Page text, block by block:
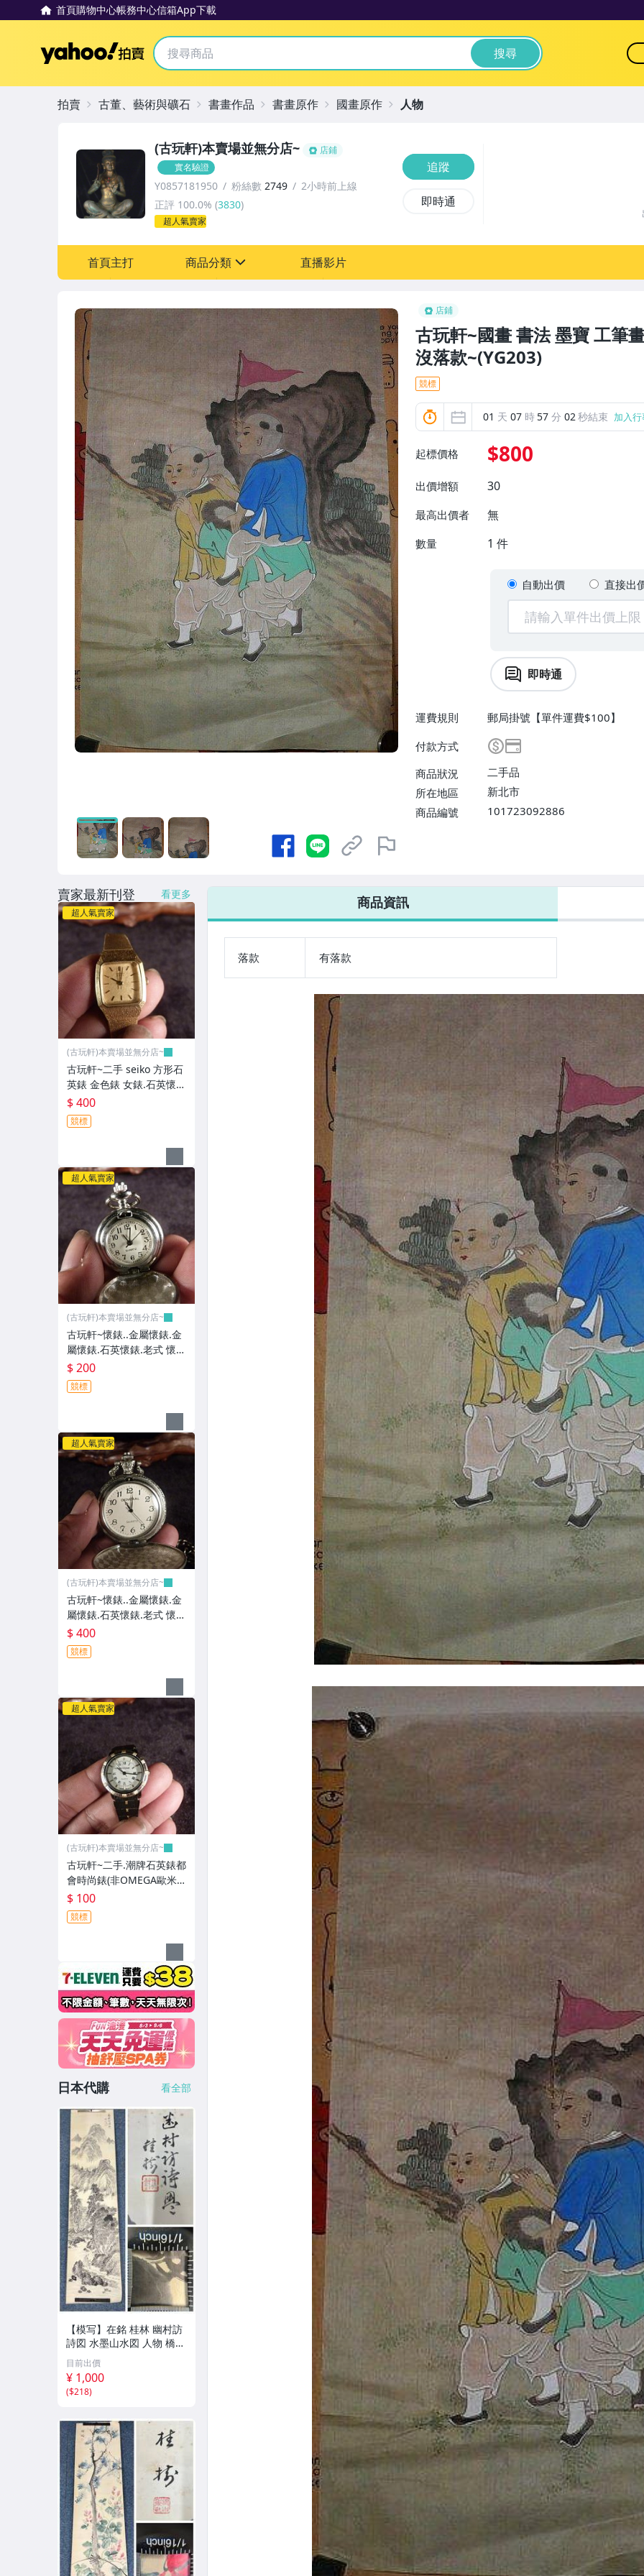
首頁購物中心帳務中心信箱App下載
Yahoo拍賣 搜尋
店鋪
古玩軒~國畫 書法 墨寶 工筆
沒落款~(YG203)
競標
01 天 07 時 56 分 59秒結束 加入
起標價格 $800
出價增額 30
最高出價者 無
數量 1 件
自動出價 直接出
即時通
運費規則
郵局掛號【單件運費$100】
付款方式
商品狀況
二手品
所在地區
新北市
商品編號
101723092886
(古玩軒)本賣場並無分店~
店鋪
實名驗證
Y0857181950 粉絲數 2749
2小時前上線
正評 100.0% (3830)
超人氣賣家
追蹤
即時通
首頁主打 商品分類 直播影片
拍賣 古董、藝術與礦石 書畫作品 書畫原作 國畫原作 人物
商品資訊
落款 有落款
賣家最新刊登 看更多
超人氣賣家
(古玩軒)本賣場並無分店~
古玩軒~二手 seiko 方形石
英錶 金色錶 女錶.石英懷
錶.老式 懷錶 ~GGG92
$ 400
競標
超人氣賣家
(古玩軒)本賣場並無分店~
古玩軒~懷錶..金屬懷錶.金
屬懷錶.石英懷錶.老式 懷錶
~GGG91
$ 200
競標
超人氣賣家
(古玩軒)本賣場並無分店~
古玩軒~懷錶..金屬懷錶.金
屬懷錶.石英懷錶.老式 懷錶
~GGG90
$ 400
競標
超人氣賣家
(古玩軒)本賣場並無分店~
古玩軒~二手.潮牌石英錶都
會時尚錶(非OMEGA歐米
茄.卡迪亞.浪琴.大海馬)GG
G89
$ 100
競標
日本代購 看全部
【模写】在銘 桂林 幽村訪
詩図 水墨山水図 人物 橋
紙本 まくり 132×32㎝ 古
玩 骨董 古美術 掛け軸 書
画 日本画 水墨 紙本掛軸
(K30168)
目前出價
¥ 1,000
($218)